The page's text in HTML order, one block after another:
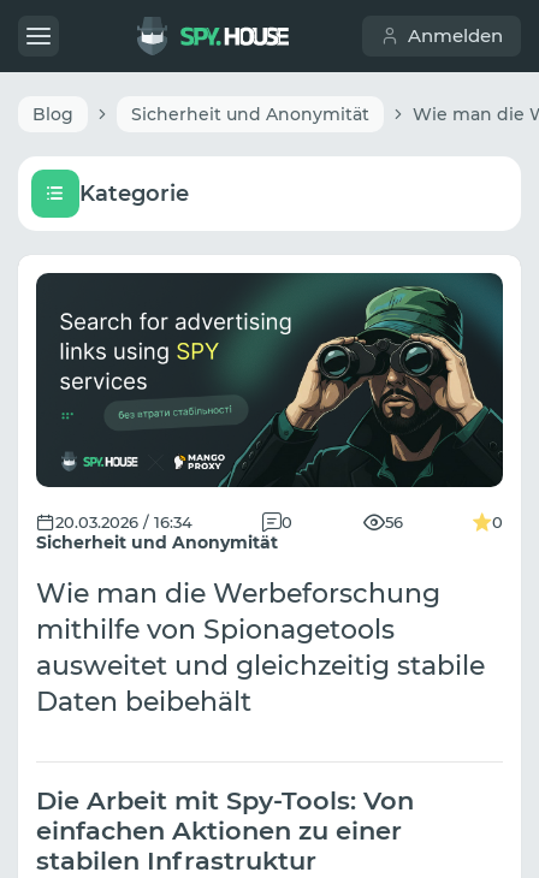
Anmelden
Blog Sicherheit und Anonymität
Kategorie
Sicherheit und Anonymität
20.03.2026 / 16:34 0 56 0
Wie man die Werbeforschung
mithilfe von Spionagetools
ausweitet und gleichzeitig stabile
Daten beibehält
Die Arbeit mit Spy-Tools: Von
einfachen Aktionen zu einer
stabilen Infrastruktur